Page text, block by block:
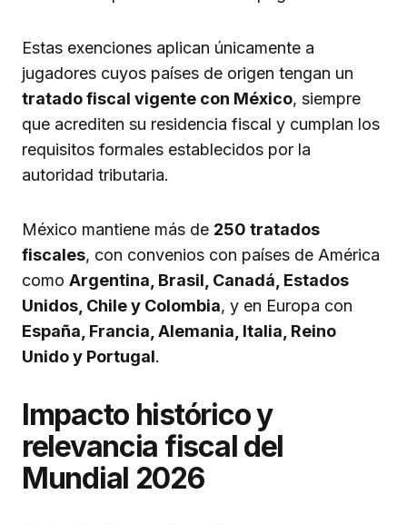
Estas exenciones aplican únicamente a
jugadores cuyos países de origen tengan un
tratado fiscal vigente con México, siempre
que acrediten su residencia fiscal y cumplan los
requisitos formales establecidos por la
autoridad tributaria.
México mantiene más de 250 tratados
fiscales, con convenios con países de América
como Argentina, Brasil, Canadá, Estados
Unidos, Chile y Colombia, y en Europa con
España, Francia, Alemania, Italia, Reino
Unido y Portugal.
Impacto histórico y
relevancia fiscal del
Mundial 2026